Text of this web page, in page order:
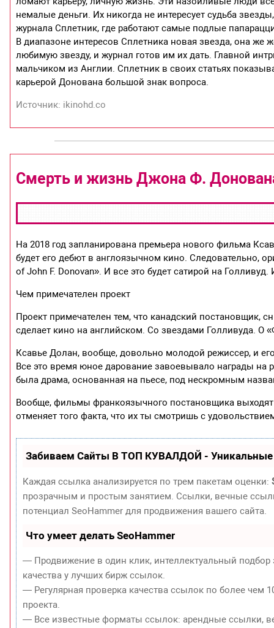
немалые деньги. Их никогда не интересует судьба
журнала Сплетник, где работают самые подлые
В диапазоне интересов Сплетника новая звезда, она
любимую звезду, и журнал готов им их дать. Главной
мальчиком из Англии. Сплетник в своих статьях
карьерой Донована большой знак вопроса.
Источник: ikinohd.co
Смерть и жизнь Джона Ф.
На 2018 год запланирована премьера нового фильма
будет его дебют в англоязычном кино. Следовательно,
of John F. Donovan». И все это будет сатирой на Голливуд.
Чем примечателен проект
Проект примечателен тем, что канадский
сделает кино на английском. Со звездами Голливуда. О
Ксавье Долан, вообще, довольно молодой режиссер, и
Все это время юное дарование завоевывало награды на
была драма, основанная на пьесе, под нескромным
Вообще, фильмы франкоязычного постановщика
отменяет того факта, что их ты смотришь с
Забиваем Сайты В ТОП КУВАЛДОЙ - Уникальные
Каждая ссылка анализируется по трем пакетам оценки:
прозрачным и простым занятием. Ссылки, вечные
потенциал SeoHammer для продвижения вашего сайта.
Что умеет делать SeoHammer
— Продвижение в один клик, интеллектуальный
качества у лучших бирж ссылок.
— Регулярная проверка качества ссылок по более чем
проекта.
— Все известные форматы ссылок: арендные ссылки,